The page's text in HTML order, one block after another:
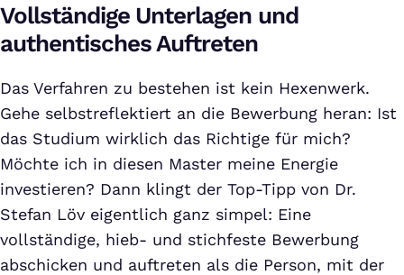
Vollständige Unterlagen und
authentisches Auftreten
Das Verfahren zu bestehen ist kein Hexenwerk.
Gehe selbstreflektiert an die Bewerbung heran: Ist
das Studium wirklich das Richtige für mich?
Möchte ich in diesen Master meine Energie
investieren? Dann klingt der Top-Tipp von Dr.
Stefan Löv eigentlich ganz simpel: Eine
vollständige, hieb- und stichfeste Bewerbung
abschicken und auftreten als die Person, mit der